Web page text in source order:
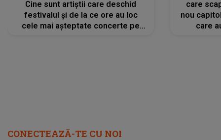
Cine sunt artiștii care deschid
festivalul și de la ce ore au loc
cele mai așteptate concerte pe
care
nou
care
CONECTEAZĂ-TE CU NOI